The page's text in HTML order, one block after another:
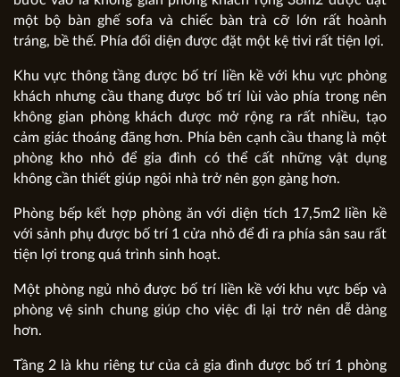
một bộ bàn ghế sofa và chiếc bàn trà cỡ lớn rất hoành
tráng, bề thế. Phía đối diện được đặt một kệ tivi rất tiện lợi.
Khu vực thông tầng được bố trí liền kề với khu vực phòng
khách nhưng cầu thang được bố trí lùi vào phía trong nên
không gian phòng khách được mở rộng ra rất nhiều, tạo
cảm giác thoáng đãng hơn. Phía bên cạnh cầu thang là một
phòng kho nhỏ để gia đình có thể cất những vật dụng
không cần thiết giúp ngôi nhà trở nên gọn gàng hơn.
Phòng bếp kết hợp phòng ăn với diện tích 17,5m2 liền kề
với sảnh phụ được bố trí 1 cửa nhỏ để đi ra phía sân sau rất
tiện lợi trong quá trình sinh hoạt.
Một phòng ngủ nhỏ được bố trí liền kề với khu vực bếp và
phòng vệ sinh chung giúp cho việc đi lại trở nên dễ dàng
hơn.
Tầng 2 là khu riêng tư của cả gia đình được bố trí 1 phòng